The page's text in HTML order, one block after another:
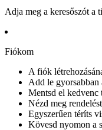
Adja meg a keresőszót a
Fiókom
A fiók
Add le gyorsabban
Mentsd el kedvenc
Nézd meg
Egyszerűen téríts
Kövesd nyomon a